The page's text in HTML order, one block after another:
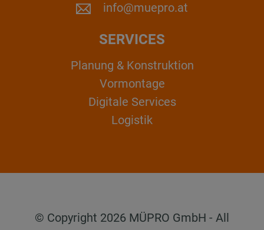
info@muepro.at
SERVICES
Planung & Konstruktion
Vormontage
Digitale Services
Logistik
© Copyright 2026 MÜPRO GmbH - All